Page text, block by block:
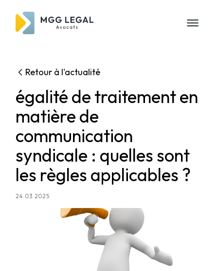
Retour à l'actualité
égalité de traitement en
matière de
communication
syndicale : quelles sont
les règles applicables ?
24.03.2025